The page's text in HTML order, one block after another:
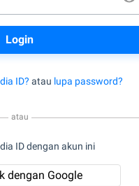
ID? atau lupa password?
atau
ID dengan akun ini
dengan Google